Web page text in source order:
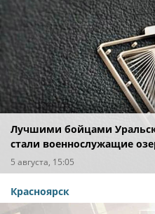
Лучшими бойцами
стали военнослужащие
охране важных
5 августа, 15:05
Красноярск